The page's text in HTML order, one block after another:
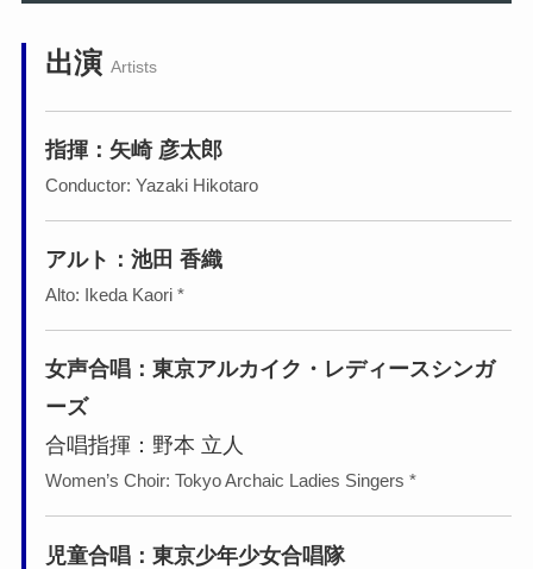
出演 Artists
指揮： 矢崎 彦太郎
Conductor: Yazaki Hikotaro
アルト：池田 香織
Alto: Ikeda Kaori *
女声合唱：東京アルカイク・レディースシンガ
ーズ
合唱指揮：野本 立人
Women’s Choir: Tokyo Archaic Ladies Singers *
児童合唱：東京少年少女合唱隊